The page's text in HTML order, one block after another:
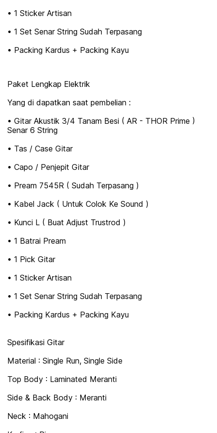
• 1 Sticker Artisan
• 1 Set Senar String Sudah Terpasang
• Packing Kardus + Packing Kayu
Paket Lengkap Elektrik
Yang di dapatkan saat pembelian :
• Gitar Akustik 3/4 Tanam Besi ( AR - THOR Prime )
Senar 6 String
• Tas / Case Gitar
• Capo / Penjepit Gitar
• Pream 7545R ( Sudah Terpasang )
• Kabel Jack ( Untuk Colok Ke Sound )
• Kunci L ( Buat Adjust Trustrod )
• 1 Batrai Pream
• 1 Pick Gitar
• 1 Sticker Artisan
• 1 Set Senar String Sudah Terpasang
• Packing Kardus + Packing Kayu
Spesifikasi Gitar
Material : Single Run, Single Side
Top Body : Laminated Meranti
Side & Back Body : Meranti
Neck : Mahogani